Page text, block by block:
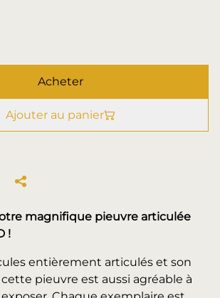
Acheter
Ajouter au panier
magnifique pieuvre articulée
!
entièrement articulés et son
pieuvre est aussi agréable à